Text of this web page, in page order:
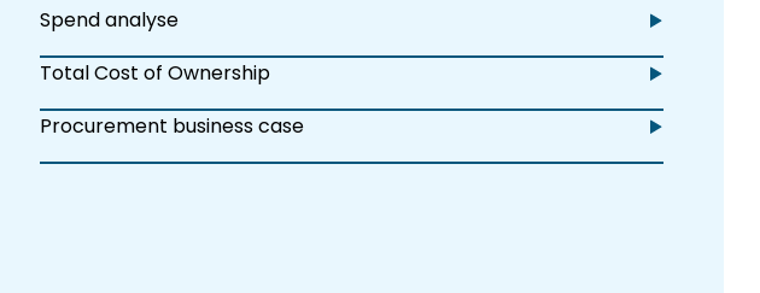
Spend analyse
Total Cost of Ownership
Procurement business case